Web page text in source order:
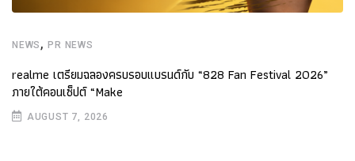
NEWS ,PR NEWS
realme เตรียมฉลองครบรอบแบรนด์กับ “828 Fan Festival 2026”
ภายใต้คอนเซ็ปต์ “Make
AUGUST 7, 2026